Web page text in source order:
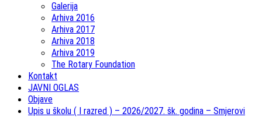
Galerija
Arhiva 2016
Arhiva 2017
Arhiva 2018
Arhiva 2019
The Rotary Foundation
Kontakt
JAVNI OGLAS
Objave
Upis u školu ( I razred ) – 2026/2027. šk. godina – Smjerovi